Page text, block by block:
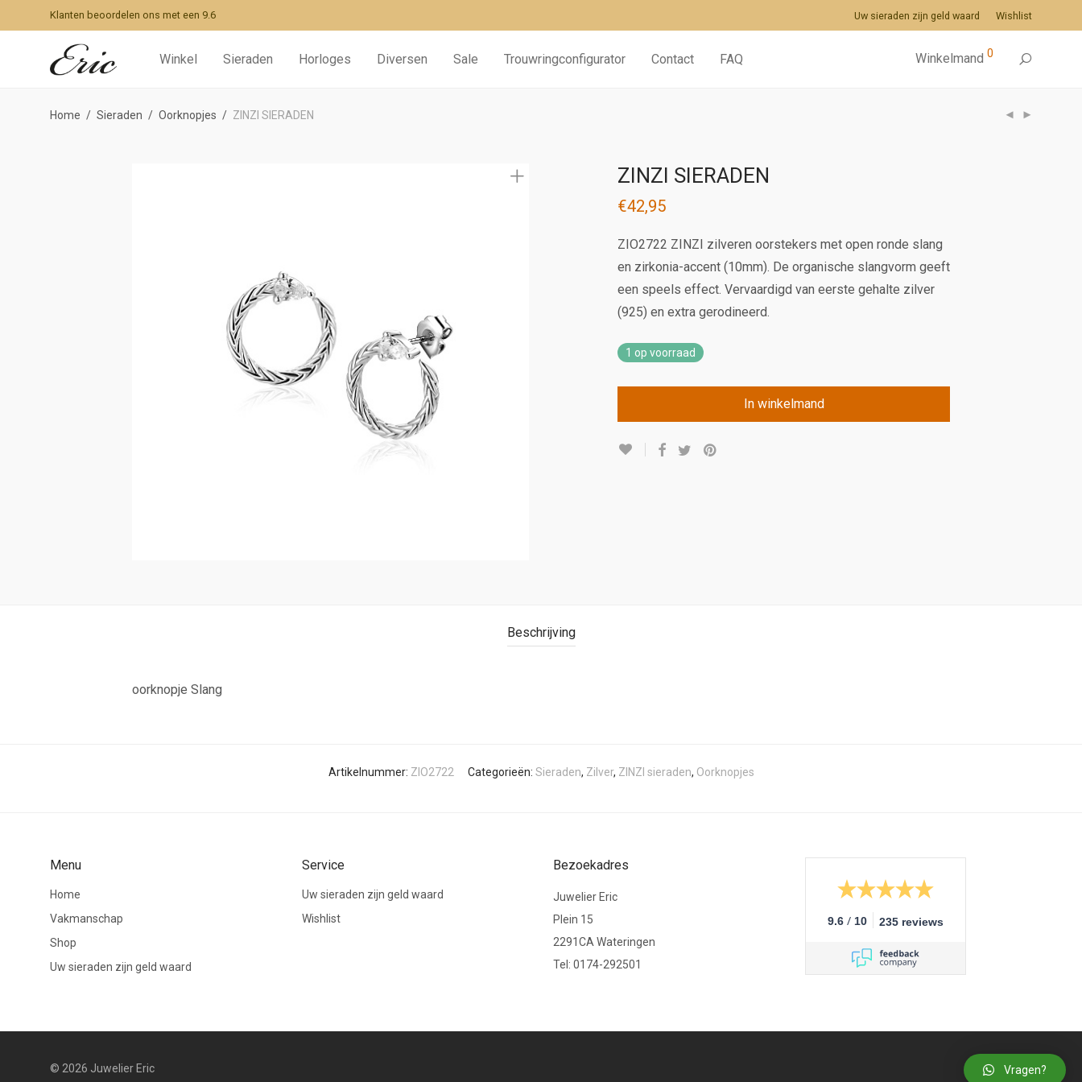
Klanten beoordelen ons met een 9.6 Uw sieraden zijn geld waard Wishlist
Winkel Sieraden Horloges Diversen Sale Trouwringconfigurator Contact FAQ Winkelmand 0
Home / Sieraden / Oorknopjes / ZINZI SIERADEN
ZINZI SIERADEN
€42,95
ZIO2722 ZINZI zilveren oorstekers met open ronde slang
en zirkonia-accent (10mm). De organische slangvorm geeft
een speels effect. Vervaardigd van eerste gehalte zilver
(925) en extra gerodineerd.
1 op voorraad
In winkelmand
Beschrijving
oorknopje Slang
Artikelnummer: ZIO2722 Categorieën: Sieraden, Zilver, ZINZI sieraden, Oorknopjes
Menu
Home
Vakmanschap
Shop
Uw sieraden zijn geld waard
Service
Uw sieraden zijn geld waard
Wishlist
Bezoekadres
Juwelier Eric
Plein 15
2291CA Wateringen
Tel: 0174-292501
9.6 / 10 235 reviews
© 2026 Juwelier Eric Vragen?